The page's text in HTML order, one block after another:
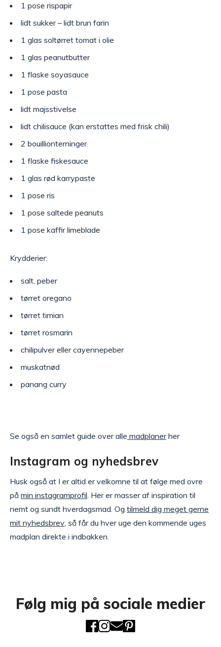
1 pose rispapir
lidt sukker – lidt brun farin
1 glas soltørret tomat i olie
1 glas peanutbutter
1 flaske soyasauce
1 pose pasta
lidt majsstivelse
lidt chilisauce (kan erstattes med frisk chili)
2 bouillionterninger
1 flaske fiskesauce
1 glas rød karrypaste
1 pose ris
1 pose saltede peanuts
1 pose kaffir limeblade
Krydderier:
salt, peber
tørret oregano
tørret timian
tørret rosmarin
chilipulver eller cayennepeber
muskatnød
panang curry
Se også en samlet guide over alle madplanerher
Instagram og nyhedsbrev
Husk også at I er altid er velkomne til at følge med ovre
på min instagramprofil. Her er masser af inspiration til
nemt og sundt hverdagsmad. Og tilmeld dig meget gerne
mit nyhedsbrev, så får du hver uge den kommende uges
madplan direkte i indbakken.
Følg mig på sociale medier